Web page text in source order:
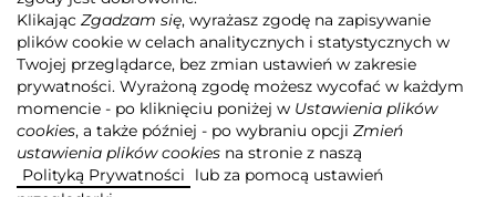
POLITYKA PRYWATNOŚCI AGORA S.A.
POLITYKA PRYWATNOŚCI SERWISU AGORA.PL
POLITYKA TRANSPARENTNOŚCI
ZASTRZEŻENIE PRAWNOAUTORSKIE
INFORMACJE O USŁUGACH MEDIALNYCH
MAPA SERWISU RSS
Realizacja
Klikając Zgadzam się, wyrażasz zgodę na zapisywanie
plików cookie w celach analitycznych i statystycznych w
Twojej przeglądarce, bez zmian ustawień w zakresie
prywatności. Wyrażoną zgodę możesz wycofać w każdym
momencie - po kliknięciu poniżej w Ustawienia plików
cookies, a także później - po wybraniu opcji Zmień
ustawienia plików cookies na stronie z naszą
Polityką Prywatności
lub za pomocą ustawień